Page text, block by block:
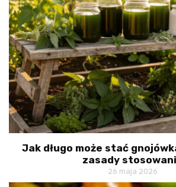
Jak długo może stać
zasady
26 maja 2026